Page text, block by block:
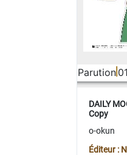
Parution
DAILY
Copy
o-okun
Éditeur :